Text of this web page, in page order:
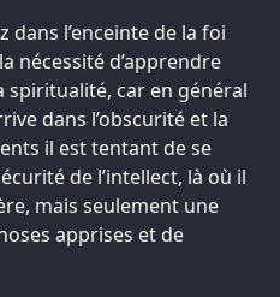
dans l’enceinte de la foi
nécessité d’apprendre
spiritualité, car en général
dans l’obscurité et la
il est tentant de se
de l’intellect, là où il
mais seulement une
apprises et de